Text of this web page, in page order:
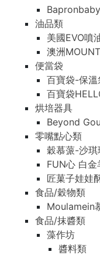
油品類
美國EVO噴
澳洲
便當袋
百寶袋-保
百寶袋
烘培器具
Beyond
零嘴點心類
穀慕蒎-沙琪
FUN心 白金
匠菓子娃娃
食品/穀物類
Moulamein
食品/抹醬類
藻作坊
醬料類